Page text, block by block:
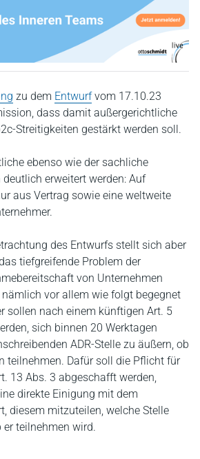
zu dem Entwurfvom 17.10.23
dass damit außergerichtliche
Streitigkeiten gestärkt werden soll.
ebenso wie der sachliche
erweitert werden: Auf
aus Vertrag sowie eine weltweite
des Entwurfs stellt sich aber
tiefgreifende Problem der
von Unternehmen
vor allem wie folgt begegnet
sollen nach einem künftigen Art. 5
sich binnen 20 Werktagen
ADR-Stelle zu äußern, ob
teilnehmen. Dafür soll die Pflicht für
13 Abs. 3 abgeschafft werden,
direkte Einigung mit dem
diesem mitzuteilen, welche Stelle
teilnehmen wird.